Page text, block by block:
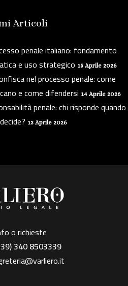
Articoli
penale italiano: fondamento
e uso strategico 15 Aprile 2026
nel processo penale: come
e come difendersi 14 Aprile 2026
penale: chi risponde quando
13 Aprile 2026
o richieste
340 8503339